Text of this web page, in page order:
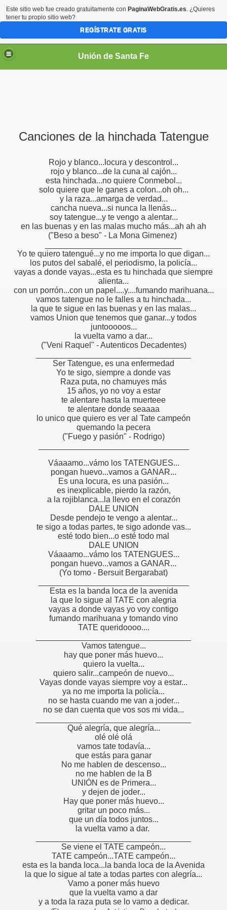
Unión de Santa Fe
Canciones de la hinchada Tatengue
Rojo y blanco...locura y descontrol...
rojo y blanco...de la cuna al cajón...
esta hinchada...no quiere Conmebol...
solo quiere que le ganes a colon...oh oh...
y la raza...amarga de verdad...
cancha nueva...si nunca la llenás...
soy tatengue...y te vengo a alentar...
en las buenas y en las malas mucho más...ah ah ah
("Beso a beso" - La Mona Gimenez)
Yo te quiero tatengué...y no me importa lo que digan...
los putos del sabalé, el periodismo, la policía...
vayas a donde vayas...esta es tu hinchada que siempre
alienta...
con un porrón...con un papel....y....fumando marihuana...
vamos tatengue no le falles a tu hinchada...
la que te sigue en las buenas y en las malas...
vamos Union que tenemos que ganar...y todos
juntooooos...
la vuelta vamo a dar...
("Veni Raquel" - Autenticos Decadentes)
Ser Tatengue, es una enfermedad
Yo te sigo, siempre a donde vas
Raza puta, no chamuyes más
15 años, yo no voy a estar
te alentare hasta la muerteee
te alentare donde seaaaa
lo unico que quiero es ver al Tate campeón
quemando la pecera
("Fuego y pasión" - Rodrigo)
Váaaamo...vámo los TATENGUES...
pongan huevo...vamos a GANAR...
Es una locura, es una pasión...
es inexplicable, pierdo la razón,
a la rojiblanca...la llevo en el corazón
DALE UNION
Desde pendejo te vengo a alentar...
te sigo a todas partes, te sigo adonde vas...
esté todo bien...o esté todo mal
DALE UNION
Váaaamo...vámo los TATENGUES...
pongan huevo...vamos a GANAR...
(Yo tomo - Bersuit Bergarabat)
Esta es la banda loca de la avenida
la que lo sigue al TATE con alegria
vayas a donde vayas yo voy contigo
fumando marihuana y tomando vino
TATE queridoooo....
Vamos tatengue...
hay que poner más huevo...
quiero la vuelta...
quiero salir...campeón de nuevo...
Vayas donde vayas siempre voy a estar...
ya no me importa la policía...
no se hasta cuando me van a joder...
no se dan cuenta que vos sos mi vida...
Qué alegría, que alegría...
olé olé olá
vamos tate todavía...
que estás para ganar
No me hablen de descenso...
no me hablen de la B
UNIÓN es de Primera...
y dejen de joder...
Hay que poner más huevo...
gritar un poco más...
que un día todos juntos...
la vuelta vamo a dar.
Se viene el TATE campeón...
TATE campeón...TATE campeón...
esta es la banda loca...la banda loca de la Avenida
la que lo sigue al tate a todas partes con alegría...
Vamo a poner más huevo
que la vuelta vamo a dar
y a toda la raza puta se lo vamo a dedicar.
Este sitio web fue creado gratuitamente con PaginaWebGratis.es. ¿Quieres
tener tu propio sitio web?
REGÍSTRATE GRATIS